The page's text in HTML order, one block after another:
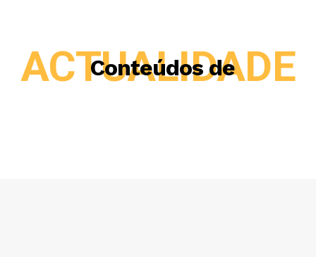
Conteúdos de
ACTUALIDADE